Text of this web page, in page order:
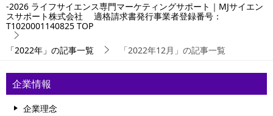
-2026 ライフサイエンス専門マーケティングサポート｜MJサイエン
スサポート株式会社 適格請求書発行事業者登録番号：
T1020001140825 TOP
「2022年」の記事一覧 「2022年12月」の記事一覧
企業情報
企業理念